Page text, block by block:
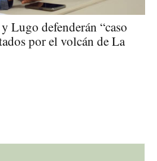
Lugo defenderán “caso
por el volcán de La